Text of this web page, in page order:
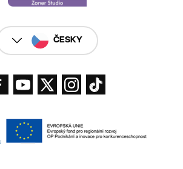
ČESKY